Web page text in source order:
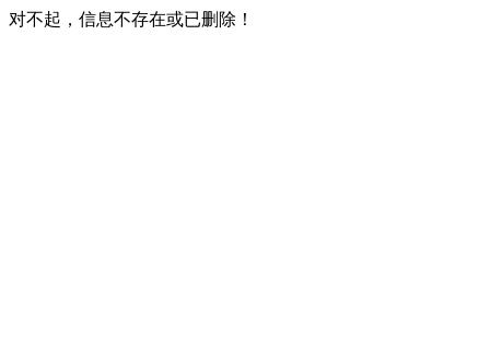
对不起，信息不存在或已删除！